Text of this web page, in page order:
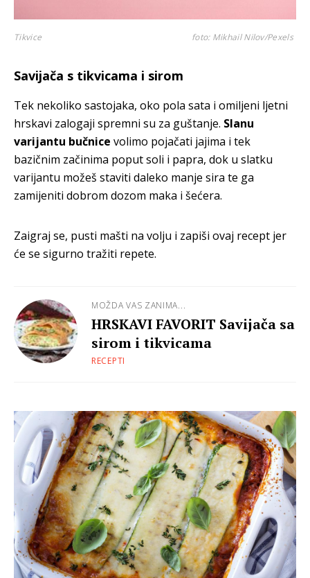
Tikvice foto: Mikhail Nilov/Pexels
Savijača s tikvicama i sirom
Tek nekoliko sastojaka, oko pola sata i omiljeni ljetni
hrskavi zalogaji spremni su za guštanje. Slanu
varijantu bučnice volimo pojačati jajima i tek
bazičnim začinima poput soli i papra, dok u slatku
varijantu možeš staviti daleko manje sira te ga
zamijeniti dobrom dozom maka i šećera.
Zaigraj se, pusti mašti na volju i zapiši ovaj recept jer
će se sigurno tražiti repete.
MOŽDA VAS ZANIMA...
HRSKAVI FAVORIT Savijača sa
sirom i tikvicama
RECEPTI